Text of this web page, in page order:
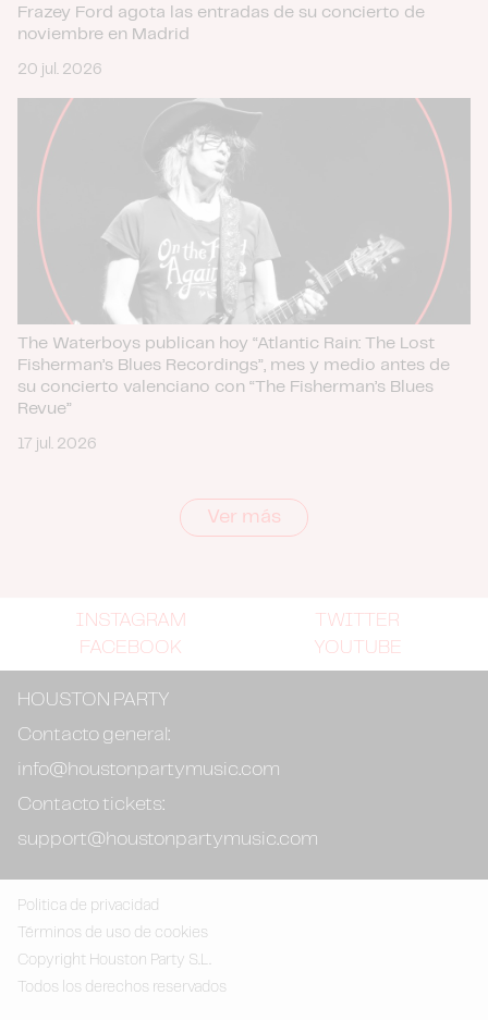
Frazey Ford agota las entradas de su concierto de
noviembre en Madrid
20 jul. 2026
The Waterboys publican hoy “Atlantic Rain: The Lost
Fisherman’s Blues Recordings”, mes y medio antes de
su concierto valenciano con “The Fisherman’s Blues
Revue”
17 jul. 2026
Ver más
INSTAGRAM
TWITTER
FACEBOOK
YOUTUBE
HOUSTON PARTY
Contacto general:
info@houstonpartymusic.com
Contacto tickets:
support@houstonpartymusic.com
Politica de privacidad
Términos de uso de cookies
Copyright Houston Party S.L.
Todos los derechos reservados